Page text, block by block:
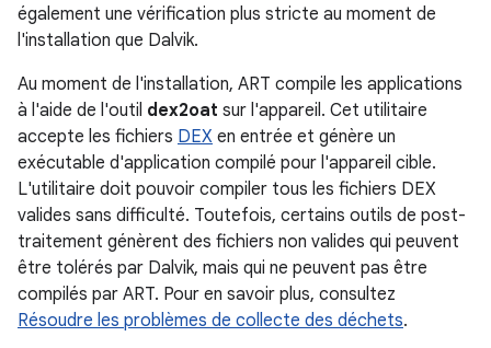
également une vérification plus stricte au moment de
l'installation que Dalvik.
Au moment de l'installation, ART compile les applications
à l'aide de l'outil dex2oat sur l'appareil. Cet utilitaire
accepte les fichiers DEX en entrée et génère un
exécutable d'application compilé pour l'appareil cible.
L'utilitaire doit pouvoir compiler tous les fichiers DEX
valides sans difficulté. Toutefois, certains outils de post-
traitement génèrent des fichiers non valides qui peuvent
être tolérés par Dalvik, mais qui ne peuvent pas être
compilés par ART. Pour en savoir plus, consultez
Résoudre les problèmes de collecte des déchets.